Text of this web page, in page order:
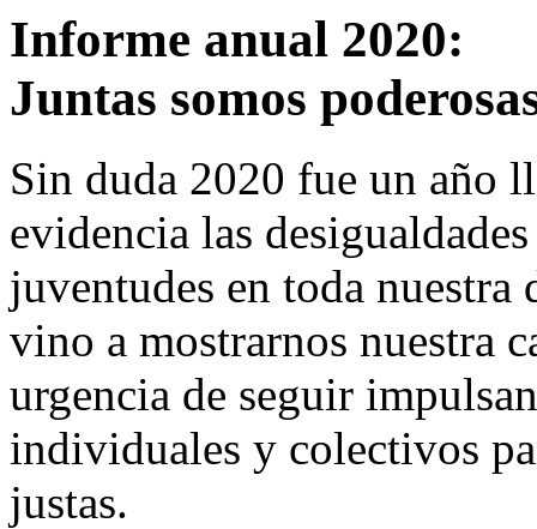
Informe anual 2020:
Juntas somos
Sin duda 2020 fue un año
evidencia las
juventudes en toda
vino a mostrarnos nuestra
urgencia de seguir
individuales y colectivos
justas.